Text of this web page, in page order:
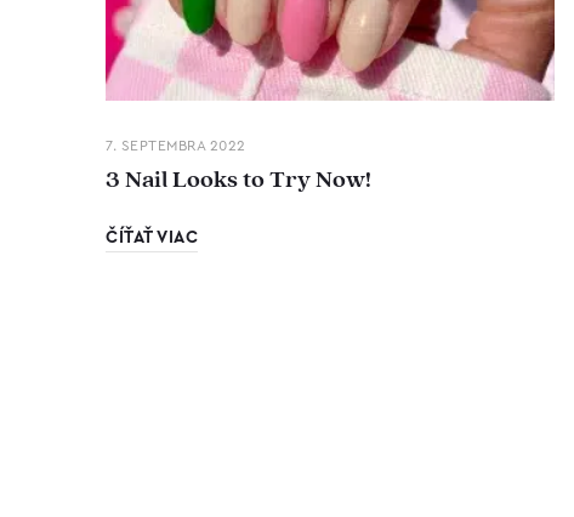
7. SEPTEMBRA 2022
3 Nail Looks to Try Now!
ČÍŤAŤ VIAC